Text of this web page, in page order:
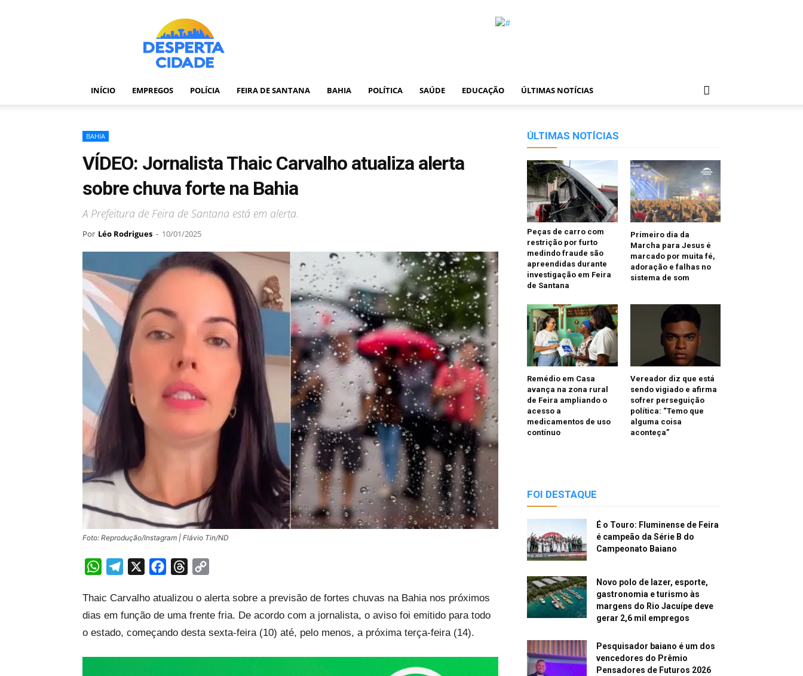
Desperta
Cidade
–
Portal
notícias
Bahia
INÍCIO EMPREGOS POLÍCIA FEIRA DE SANTANA BAHIA POLÍTICA SAÚDE EDUCAÇÃO ÚLTIMAS NOTÍCIAS
BAHIA
VÍDEO: Jornalista Thaic Carvalho atualiza alerta
sobre chuva forte na Bahia
A Prefeitura de Feira de Santana está em alerta.
Por Léo Rodrigues - 10/01/2025
Foto: Reprodução/Instagram | Flávio Tin/ND
WhatsAppTelegram FacebookThreads
Thaic Carvalho atualizou o alerta sobre a previsão de fortes chuvas na Bahia nos próximos
dias em função de uma frente fria. De acordo com a jornalista, o aviso foi emitido para todo
o estado, começando desta sexta-feira (10) até, pelo menos, a próxima terça-feira (14).
ÚLTIMAS NOTÍCIAS
Peças de carro com
restrição por furto
medindo fraude são
apreendidas durante
investigação em Feira
de Santana
Primeiro dia da
Marcha para Jesus é
marcado por muita fé,
adoração e falhas no
sistema de som
Remédio em Casa
avança na zona rural
de Feira ampliando o
acesso a
medicamentos de uso
contínuo
Vereador diz que está
sendo vigiado e afirma
sofrer perseguição
política: “Temo que
alguma coisa
aconteça”
FOI DESTAQUE
É o Touro: Fluminense de Feira
é campeão da Série B do
Campeonato Baiano
Novo polo de lazer, esporte,
gastronomia e turismo às
margens do Rio Jacuípe deve
gerar 2,6 mil empregos
Pesquisador baiano é um dos
vencedores do Prêmio
Pensadores de Futuros 2026